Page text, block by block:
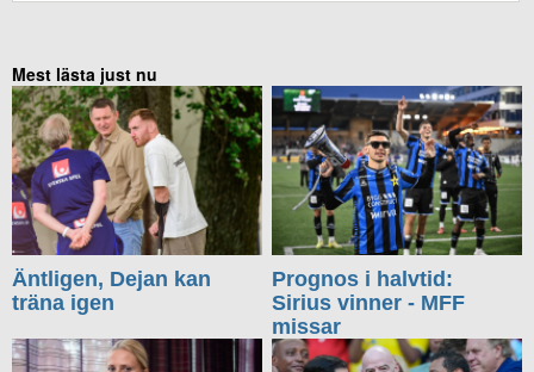
Mest lästa just nu
Äntligen, Dejan kan
träna igen
Prognos i halvtid:
Sirius vinner - MFF
missar